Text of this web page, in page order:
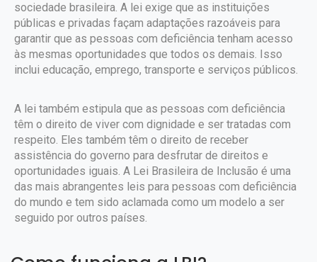
sociedade brasileira. A lei exige que as instituições
públicas e privadas façam adaptações razoáveis para
garantir que as pessoas com deficiência tenham acesso
às mesmas oportunidades que todos os demais. Isso
inclui educação, emprego, transporte e serviços públicos.
A lei também estipula que as pessoas com deficiência
têm o direito de viver com dignidade e ser tratadas com
respeito. Eles também têm o direito de receber
assistência do governo para desfrutar de direitos e
oportunidades iguais. A Lei Brasileira de Inclusão é uma
das mais abrangentes leis para pessoas com deficiência
do mundo e tem sido aclamada como um modelo a ser
seguido por outros países.